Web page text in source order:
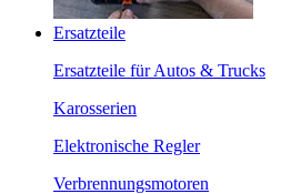
Ersatzteile
Ersatzteile für Autos & Trucks
Karosserien
Elektronische Regler
Verbrennungsmotoren